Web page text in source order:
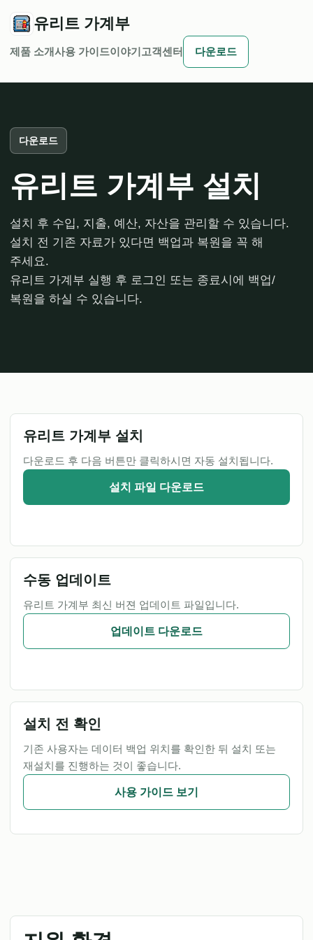
유리트 가계부
제품 소개사용 가이드이야기 고객센터 다운로드
다운로드
유리트 가계부 설치
설치 후 수입, 지출, 예산, 자산을 관리할 수 있습니다.
설치 전 기존 자료가 있다면 백업과 복원을 꼭 해
주세요.
유리트 가계부 실행 후 로그인 또는 종료시에 백업/
복원을 하실 수 있습니다.
유리트 가계부 설치
다운로드 후 다음 버튼만 클릭하시면 자동 설치됩니다.
설치 파일 다운로드
수동 업데이트
유리트 가계부 최신 버젼 업데이트 파일입니다.
업데이트 다운로드
설치 전 확인
기존 사용자는 데이터 백업 위치를 확인한 뒤 설치 또는
재설치를 진행하는 것이 좋습니다.
사용 가이드 보기